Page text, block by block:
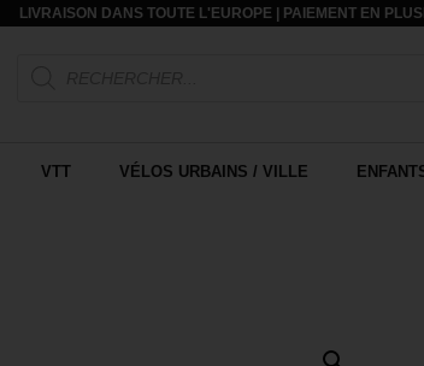
LIVRAISON DANS TOUTE L'EUROPE | PAIEMENT EN
VTT VÉLOS URBAINS / VILLE